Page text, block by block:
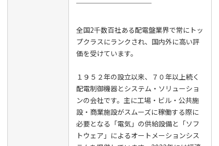
￣￣￣￣￣￣￣￣￣￣￣
全国2千数百社ある配電盤業界で常にトッ
プクラスにランクされ、国内外に高い評
価を受けています。
１９５２年の設立以来、７０年以上続く
配電制御機器とシステム・ソリューショ
ンの会社です。主に工場・ビル・公共施
設・商業施設がスムーズに稼働する際に
必要となる「電気」の供給設備と「ソフ
トウェア」によるオートメーションシス